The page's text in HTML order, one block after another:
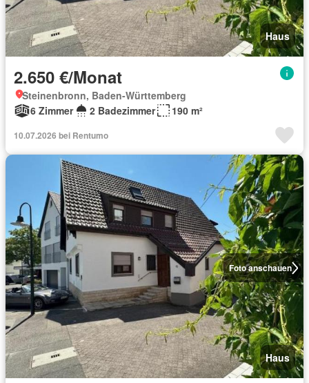
Haus
2.650 €/Monat
Steinenbronn, Baden-Württemberg
6 Zimmer
2 Badezimmer 190 m²
10.07.2026 bei Rentumo
Foto anschauen
Haus